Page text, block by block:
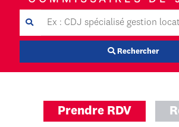
Rechercher
Prendre RDV